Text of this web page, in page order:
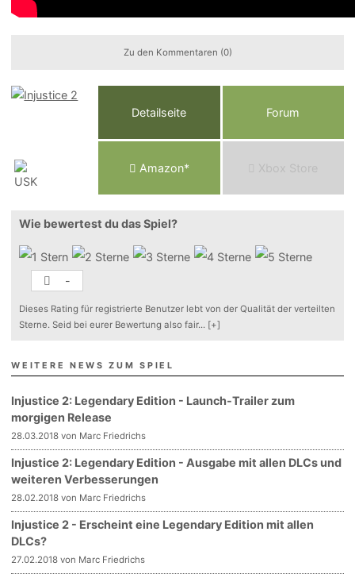
Zu den Kommentaren (0)
Detailseite Forum
Amazon* Xbox Store
Wie bewertest du das Spiel?
-
Dieses Rating für registrierte Benutzer lebt von der Qualität der verteilten
Sterne. Seid bei eurer Bewertung also fair... [+]
WEITERE NEWS ZUM SPIEL
Injustice 2: Legendary Edition - Launch-Trailer zum
morgigen Release
28.03.2018 von Marc Friedrichs
Injustice 2: Legendary Edition - Ausgabe mit allen DLCs und
weiteren Verbesserungen
28.02.2018 von Marc Friedrichs
Injustice 2 - Erscheint eine Legendary Edition mit allen
DLCs?
27.02.2018 von Marc Friedrichs